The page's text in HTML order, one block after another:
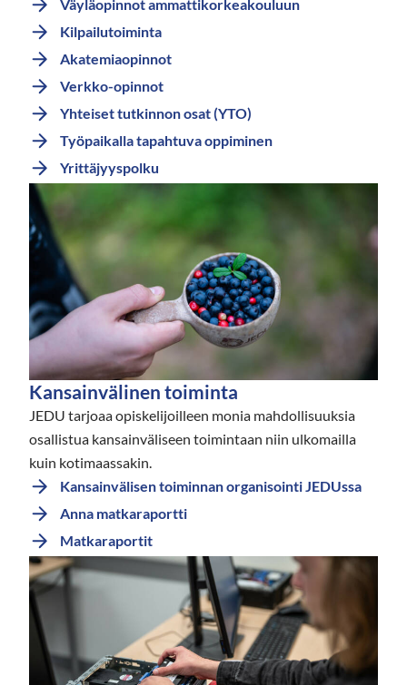
Väyläopinnot ammattikorkeakouluun
Kilpailutoiminta
Akatemiaopinnot
Verkko-opinnot
Yhteiset tutkinnon osat (YTO)
Työpaikalla tapahtuva oppiminen
Yrittäjyyspolku
Kansainvälinen toiminta
JEDU tarjoaa opiskelijoilleen monia mahdollisuuksia
osallistua kansainväliseen toimintaan niin ulkomailla
kuin kotimaassakin.
Kansainvälisen toiminnan organisointi JEDUssa
Anna matkaraportti
Matkaraportit